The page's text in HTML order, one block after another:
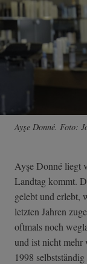
Ayşe Donné. Foto:
Ayşe Donné liegt
Landtag kommt.
gelebt und erlebt,
letzten Jahren
oftmals noch
und ist nicht mehr
1998